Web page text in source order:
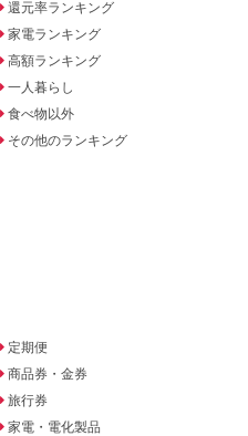
還元率ランキング
家電ランキング
高額ランキング
一人暮らし
食べ物以外
その他のランキング
定期便
商品券・金券
旅行券
家電・電化製品